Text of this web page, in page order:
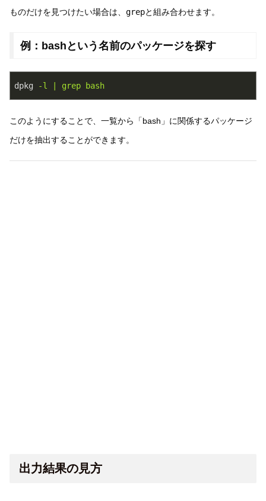
ものだけを見つけたい場合は、 grepと組み合わせます。
例：bashという名前のパッケージを探す
dpkg -l | grep bash
このようにすることで、一覧から「bash」に関係するパッケージ
だけを抽出することができます。
出力結果の見方